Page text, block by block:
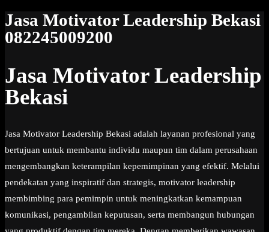
Jasa Motivator Leadership Bekasi
082245009200
Jasa Motivator Leadership
Bekasi
Jasa Motivator Leadership Bekasi adalah layanan profesional yang
bertujuan untuk membantu individu maupun tim dalam perusahaan
mengembangkan keterampilan kepemimpinan yang efektif. Melalui
pendekatan yang inspiratif dan strategis, motivator leadership
membimbing para pemimpin untuk meningkatkan kemampuan
komunikasi, pengambilan keputusan, serta membangun hubungan